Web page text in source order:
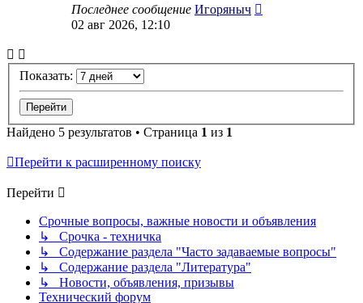
Последнее сообщение Игоряныч
02 авг 2026, 12:10
Показать:
Найдено 5 результатов • Страница 1 из 1
Перейти к расширенному поиску
Перейти
Срочные вопросы, важные новости и объявления
↳ Срочка - техничка
↳ Содержание раздела "Часто задаваемые вопросы"
↳ Содержание раздела "Литература"
↳ Новости, объявления, призывы
Технический форум